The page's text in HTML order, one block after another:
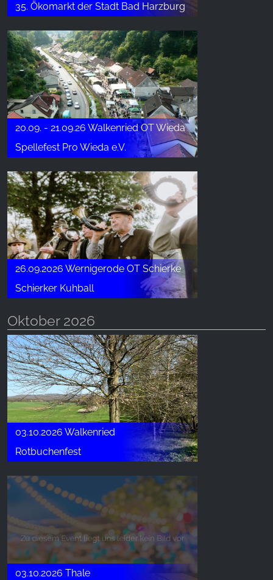
35. Ökomarkt der Stadt Bad Harzburg
20.09. - 21.09.26 Walkenried OT Wieda
Spellefest Pro Wieda e.V.
26.09.2026 Wernigerode OT Schierke
Schierker Kuhball
Oktober 2026
03.10.2026 Walkenried
Rotbuchenfest
03.10.2026 Thale